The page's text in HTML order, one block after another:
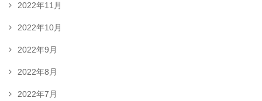
2022年11月
2022年10月
2022年9月
2022年8月
2022年7月